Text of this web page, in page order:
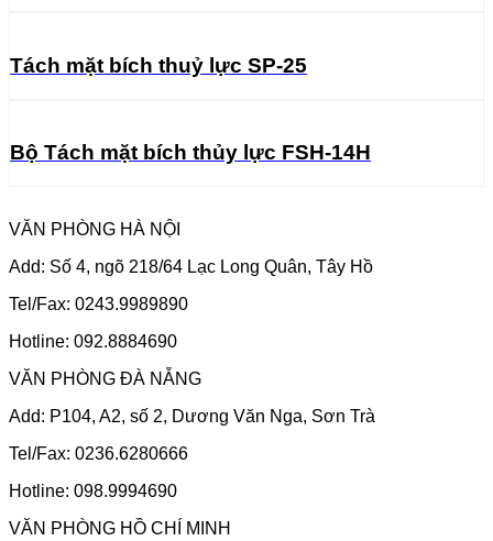
Tách mặt bích thuỷ lực SP-25
Bộ Tách mặt bích thủy lực FSH-14H
VĂN PHÒNG HÀ NỘI
Add: Số 4, ngõ 218/64 Lạc Long Quân, Tây Hồ
Tel/Fax: 0243.9989890
Hotline: 092.8884690
VĂN PHÒNG ĐÀ NẴNG
Add: P104, A2, số 2, Dương Văn Nga, Sơn Trà
Tel/Fax: 0236.6280666
Hotline: 098.9994690
VĂN PHÒNG HỒ CHÍ MINH